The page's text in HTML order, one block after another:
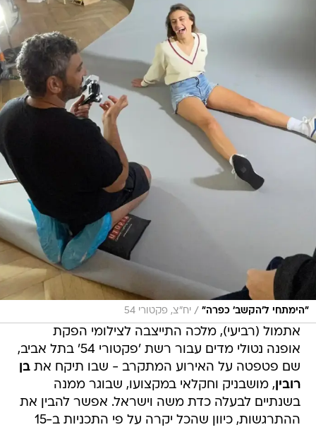
"הימתחי ל'הקשב' כפרה" / יח"צ, פקטורי 54
אתמול (רביעי), מלכה התייצבה לצילומי הפקת
אופנה נטולי מדים עבור רשת 'פקטורי 54' בתל אביב,
שם פטפטה על האירוע המתקרב - שבו תיקח אתבן
רובין, מושבניק וחקלאי במקצועו, שבוגר ממנה
בשנתיים לבעלה כדת משה וישראל. אפשר להבין את
ההתרגשות, כיוון שהכל יקרה על פי התכניות ב-15